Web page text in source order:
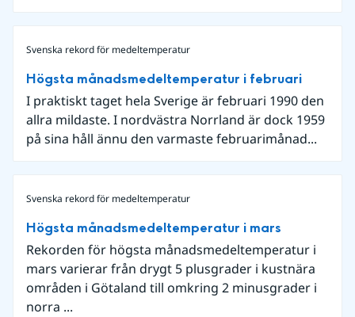
Svenska rekord för medeltemperatur
Högsta månadsmedeltemperatur i februari
I praktiskt taget hela Sverige är februari 1990 den
allra mildaste. I nordvästra Norrland är dock 1959
på sina håll ännu den varmaste februarimånad...
Svenska rekord för medeltemperatur
Högsta månadsmedeltemperatur i mars
Rekorden för högsta månadsmedeltemperatur i
mars varierar från drygt 5 plusgrader i kustnära
områden i Götaland till omkring 2 minusgrader i
norra ...